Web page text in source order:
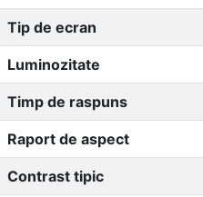
Tip de ecran
Luminozitate
Timp de raspuns
Raport de aspect
Contrast tipic